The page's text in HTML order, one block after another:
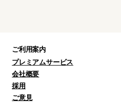
ご利用案内
プレミアムサービス
会社概要
採用
ご意見